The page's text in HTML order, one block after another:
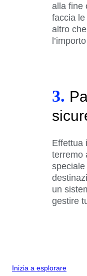
alla fine
faccia
altro
3.
Effettua
terremo
un
gestire
Inizia a esplorare